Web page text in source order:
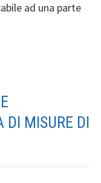
ad una parte
DI MISURE DI